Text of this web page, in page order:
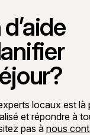
locaux est là
et répondre à
pas à nous